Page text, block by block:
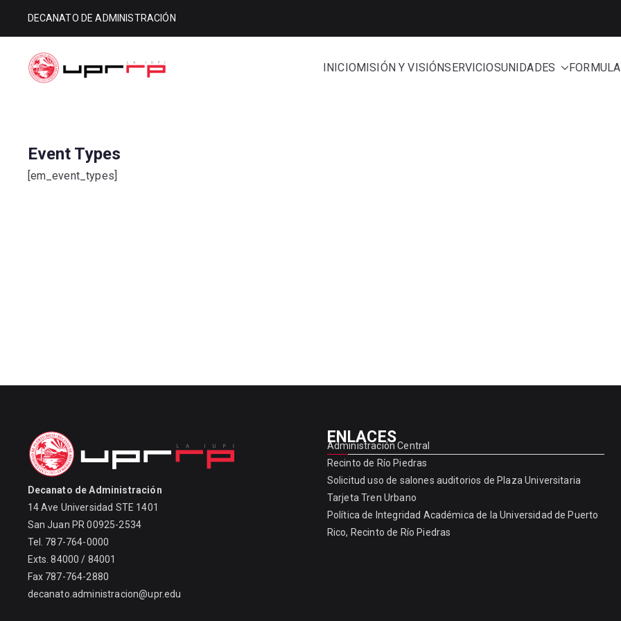
DECANATO DE ADMINISTRACIÓN
INICIOMISIÓN Y VISIÓNSERVICIOSUNIDADES
Event Types
[em_event_types]
Decanato de Administración
14 Ave Universidad STE 1401
San Juan PR 00925-2534
Tel. 787-764-0000
Exts. 84000 / 84001
Fax 787-764-2880
decanato.administracion@upr.edu
ENLACES
Administración Central
Recinto de Río Piedras
Solicitud uso de salones auditorios de Plaza Universitaria
Tarjeta Tren Urbano
Política de Integridad Académica de la Universidad de Puerto
Rico, Recinto de Río Piedras